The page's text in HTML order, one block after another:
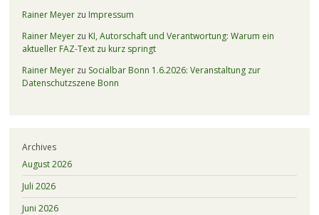
Rainer Meyerzu Impressum
Rainer Meyerzu KI, Autorschaft und Verantwortung: Warum ein
aktueller FAZ-Text zu kurz springt
Rainer Meyerzu Socialbar Bonn 1.6.2026: Veranstaltung zur
Datenschutzszene Bonn
Archives
August 2026
Juli 2026
Juni 2026